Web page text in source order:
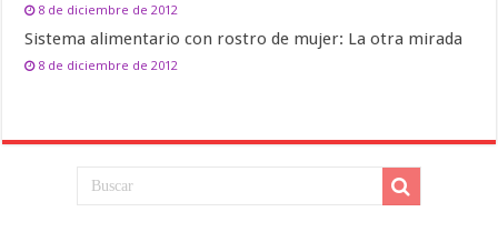
8 de diciembre de 2012
Sistema alimentario con rostro de mujer: La otra mirada
8 de diciembre de 2012